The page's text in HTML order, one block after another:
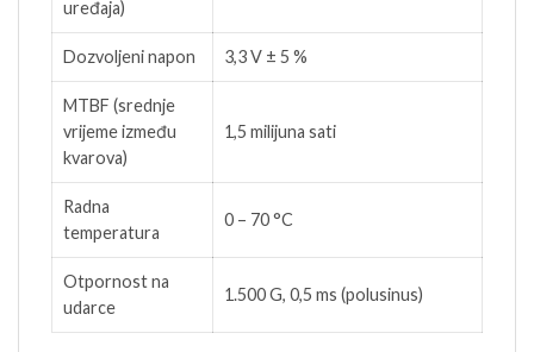
uređaja)
Dozvoljeni napon 3,3 V ± 5 %
MTBF (srednje
vrijeme između
kvarova)
1,5 milijuna sati
Radna
temperatura
0 – 70 °C
Otpornost na
udarce
1.500 G, 0,5 ms (polusinus)